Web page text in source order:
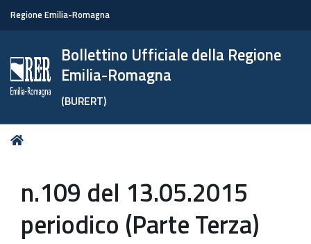
Regione Emilia-Romagna
Bollettino Ufficiale della Regione
Emilia-Romagna
(BURERT)
Tu
n.109 del 13.05.2015
periodico (Parte Terza)